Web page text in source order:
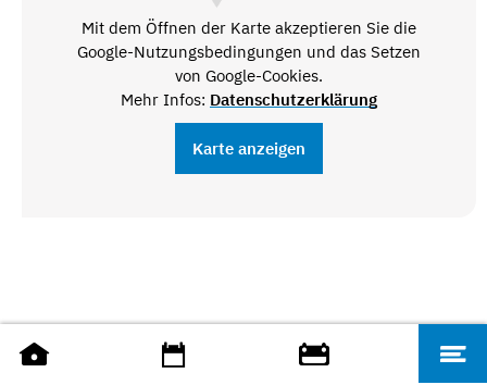
Mit dem Öffnen der Karte akzeptieren Sie die
Google-Nutzungsbedingungen und das Setzen
von Google-Cookies.
Mehr Infos: Datenschutzerklärung
Karte anzeigen
RENTENVERSICHERUNGSANGELEGENHEITEN